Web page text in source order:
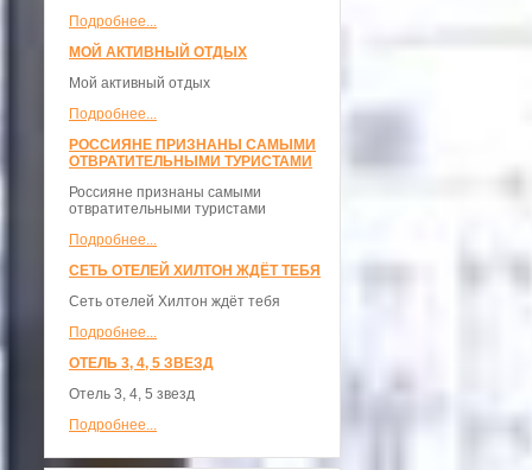
Подробнее...
МОЙ АКТИВНЫЙ ОТДЫХ
Мой активный отдых
Подробнее...
РОССИЯНЕ ПРИЗНАНЫ САМЫМИ
ОТВРАТИТЕЛЬНЫМИ ТУРИСТАМИ
Россияне признаны самыми
отвратительными туристами
Подробнее...
СЕТЬ ОТЕЛЕЙ ХИЛТОН ЖДЁТ ТЕБЯ
Сеть отелей Хилтон ждёт тебя
Подробнее...
ОТЕЛЬ 3, 4, 5 ЗВЕЗД
Отель 3, 4, 5 звезд
Подробнее...